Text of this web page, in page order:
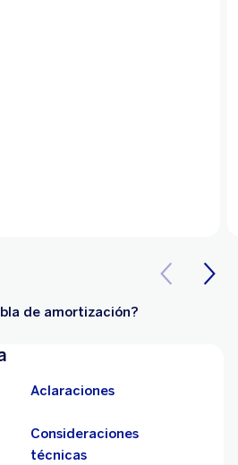
de amortización?
Aclaraciones
Consideraciones
técnicas